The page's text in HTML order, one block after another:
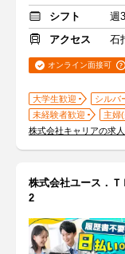
シフト
週
アクセス
石
オンライン面接可
大学生歓迎 シルバ
未経験者歓迎
主婦
株式会社キャリアの求
株式会社ユース．
2